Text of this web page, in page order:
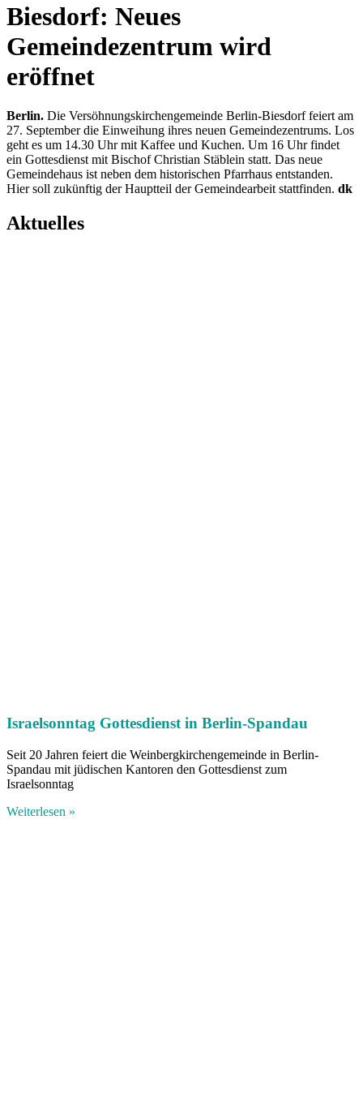
Biesdorf: Neues
Gemeindezentrum wird
eröffnet
Berlin. Die Versöhnungskirchen­gemeinde Berlin-Biesdorf feiert am
27. September die Einweihung ­ihres neuen Gemeindezentrums. Los
geht es um 14.30 Uhr mit Kaffee und Kuchen. Um 16 Uhr findet
ein Gottesdienst mit Bischof Christian Stäblein statt. Das neue
Gemeindehaus ist neben dem historischen Pfarrhaus entstanden.
Hier soll ­zukünftig der Hauptteil der Gemeinde­arbeit stattfinden. dk
Aktuelles
Israelsonntag Gottesdienst in Berlin-Spandau
Seit 20 Jahren feiert die Weinbergkirchengemeinde in Berlin-
Spandau mit jüdischen Kantoren den Gottesdienst zum
Israelsonntag
Weiterlesen »